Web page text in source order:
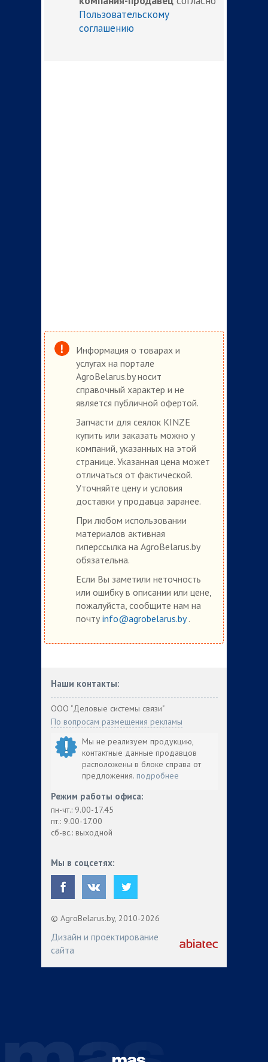
Пользовательскому
соглашению
Информация о товарах и
услугах на портале
AgroBelarus.by носит
справочный характер и не
является публичной офертой.
Запчасти для сеялок KINZE
купить или заказать можно у
компаний, указанных на этой
странице. Указанная цена может
отличаться от фактической.
Уточняйте цену и условия
доставки у продавца заранее.
При любом использовании
материалов активная
гиперссылка на AgroBelarus.by
обязательна.
Если Вы заметили неточность
или ошибку в описании или цене,
пожалуйста, сообщите нам на
почту info@agrobelarus.by.
Наши контакты:
ООО "Деловые системы связи"
По вопросам размещения рекламы
Мы не реализуем продукцию,
контактные данные продавцов
расположены в блоке справа от
предложения. подробнее
Режим работы офиса:
пн-чт.: 9.00-17.45
пт.: 9.00-17.00
сб-вс.: выходной
Мы в соцсетях:
© AgroBelarus.by, 2010-2026
Дизайн и проектирование
сайта